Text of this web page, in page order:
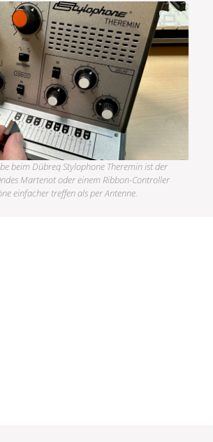
beim Dübreq Stylophone Theremin ist der
Martenot oder einem Ribbon-Controller
einfacher treffen als per Antenne.